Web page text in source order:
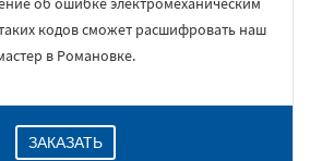
кодов сможет расшифровать наш
в Романовке.
ЗАКАЗАТЬ